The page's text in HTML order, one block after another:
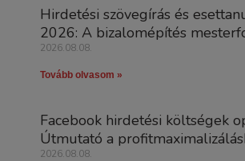
Hirdetési szövegírás és
2026: A bizalomépítés
2026.08.08.
Tovább olvasom »
Facebook hirdetési költségek
Útmutató a
2026.08.08.